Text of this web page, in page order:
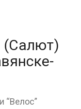
(Салют)
“Велос”